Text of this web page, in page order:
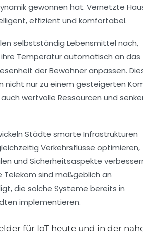
gewonnen hat. Vernetzte
effizient und komfortabel.
selbstständig Lebensmittel nach,
Temperatur automatisch an das
der Bewohner anpassen.
nicht nur zu einem gesteigerten
wertvolle Ressourcen und
Städte smarte Infrastrukturen
Verkehrsflüsse optimieren,
und Sicherheitsaspekte
Telekom sind maßgeblich an
die solche Systeme bereits in
implementieren.
für IoT heute und in der